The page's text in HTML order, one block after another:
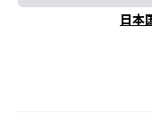
日本